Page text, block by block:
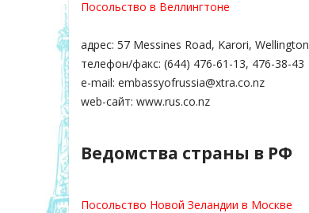
Посольство в Веллингтоне
адрес: 57 Messines Road, Karori, Wellington
телефон/факс: (644) 476-61-13, 476-38-43
e-mail: embassyofrussia@xtra.co.nz
web-сайт: www.rus.co.nz
Ведомства страны в РФ
Посольство Новой Зеландии в Москве